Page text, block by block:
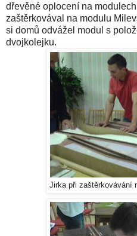
dřevěné oplocení na
zaštěrkovával na modulu
si domů odvážel modul s
dvojkolejku.
Jirka při zaštěrkovávání